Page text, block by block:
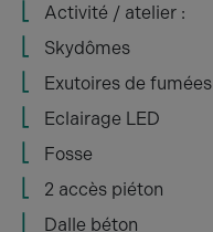
Activité / atelier :
Skydômes
Exutoires de fumées
Eclairage LED
Fosse
2 accès piéton
Dalle béton